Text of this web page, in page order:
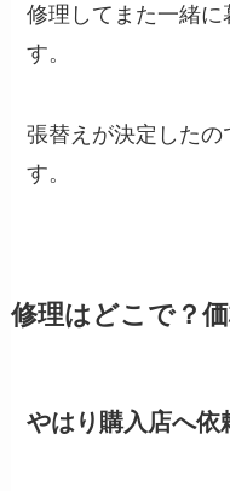
修理してまた一緒に
す。
張替えが決定した
す。
修理はどこで？
やはり購入店へ依